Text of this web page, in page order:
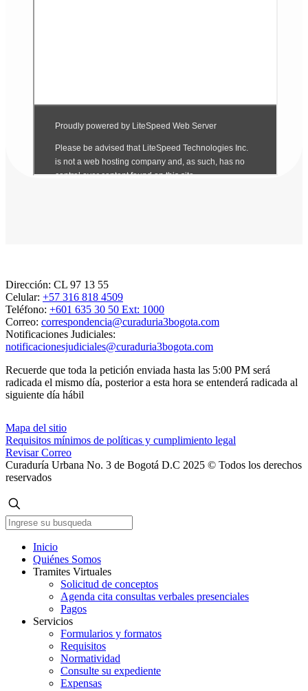
Dirección: CL 97 13 55
Celular: +57 316 818 4509
Teléfono: +601 635 30 50 Ext: 1000
Correo: correspondencia@curaduria3bogota.com
Notificaciones Judiciales:
notificacionesjudiciales@curaduria3bogota.com
Recuerde que toda la petición enviada hasta las 5:00 PM será
radicada el mismo día, posterior a esta hora se entenderá radicada al
siguiente día hábil
Mapa del sitio
Requisitos mínimos de políticas y cumplimiento legal
Revisar Correo
Curaduría Urbana No. 3 de Bogotá D.C 2025 © Todos los derechos
reservados
Inicio
Quiénes Somos
Tramites Virtuales
Solicitud de conceptos
Agenda cita consultas verbales presenciales
Pagos
Servicios
Formularios y formatos
Requisitos
Normatividad
Consulte su expediente
Expensas